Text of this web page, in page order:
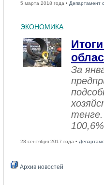
5 марта 2018 года • Департамент
ЭКОНОМИКА
За
28 сентября 2017 года •
Архив новостей